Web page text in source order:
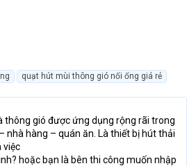
quạt hút mùi thông gió nối ống giá rẻ
gió được ứng dụng rộng rãi trong
nhà hàng – quán ăn. Là thiết bị hút thải
việc
hoặc bạn là bên thi công muốn nhập